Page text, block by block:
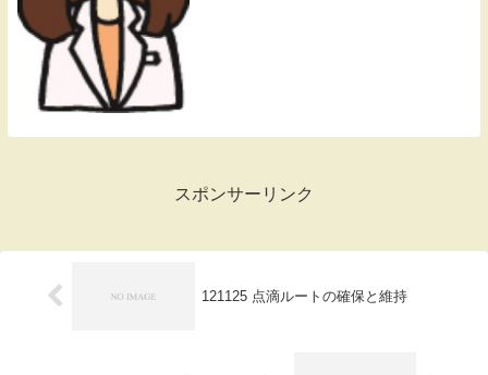
スポンサーリンク
121125 点滴ルートの確保と維持